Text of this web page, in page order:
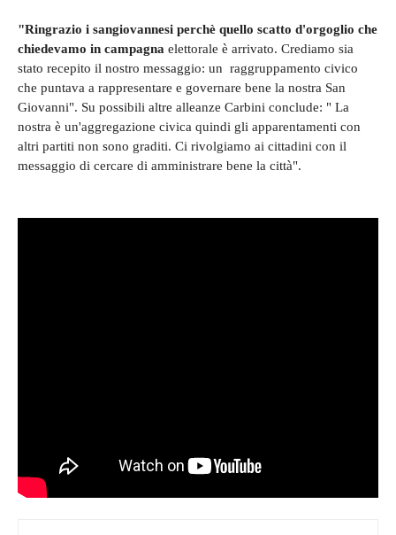
"Ringrazio i sangiovannesi perchè quello scatto d'orgoglio che
chiedevamo in campagna elettorale è arrivato. Crediamo sia
stato recepito il nostro messaggio: un raggruppamento civico
che puntava a rappresentare e governare bene la nostra San
Giovanni". Su possibili altre alleanze Carbini conclude: " La
nostra è un'aggregazione civica quindi gli apparentamenti con
altri partiti non sono graditi. Ci rivolgiamo ai cittadini con il
messaggio di cercare di amministrare bene la città".